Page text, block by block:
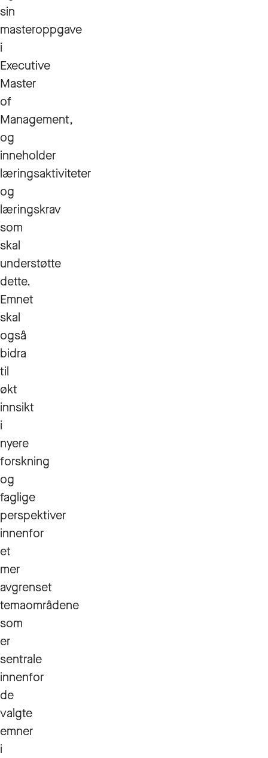
sin
masteroppgave
i
Executive
Master
of
Management,
og
inneholder
læringsaktiviteter
og
læringskrav
som
skal
understøtte
dette.
Emnet
skal
også
bidra
til
økt
innsikt
i
nyere
forskning
og
faglige
perspektiver
innenfor
et
mer
avgrenset
temaområdene
som
er
sentrale
innenfor
de
valgte
emner
i